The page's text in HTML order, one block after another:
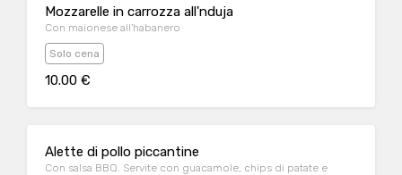
Mozzarelle in carrozza all'nduja
Con maionese all'habanero
Solo cena
10.00 €
Alette di pollo piccantine
Con salsa BBQ. Servite con guacamole, chips di patate e